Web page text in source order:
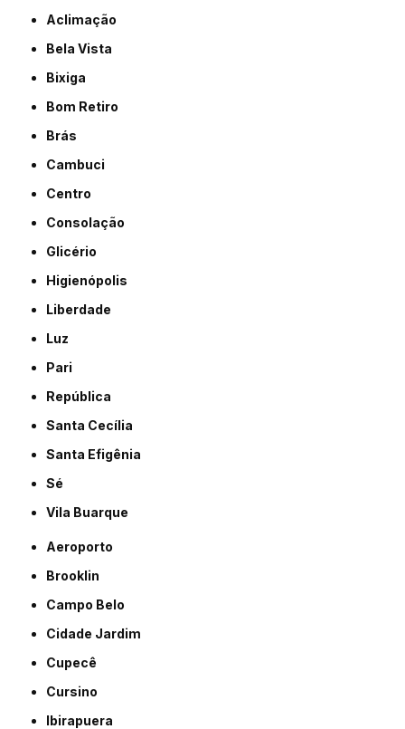
Aclimação
Bela Vista
Bixiga
Bom Retiro
Brás
Cambuci
Centro
Consolação
Glicério
Higienópolis
Liberdade
Luz
Pari
República
Santa Cecília
Santa Efigênia
Sé
Vila Buarque
Aeroporto
Brooklin
Campo Belo
Cidade Jardim
Cupecê
Cursino
Ibirapuera